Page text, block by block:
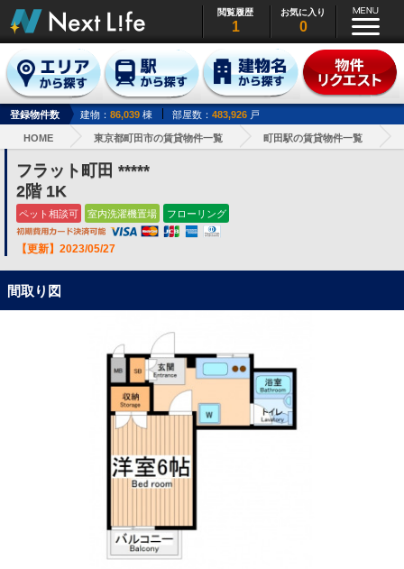
閲覧履歴
1
お気に入り
0
登録物件数 建物： 86,039 棟 部屋数： 483,926 戸
HOME 東京都町田市の賃貸物件一覧 町田駅の賃貸物件一覧
フラット町田 *****
2階 1K
ペット相談可 室内洗濯機置場 フローリング
【更新】2023/05/27
間取り図